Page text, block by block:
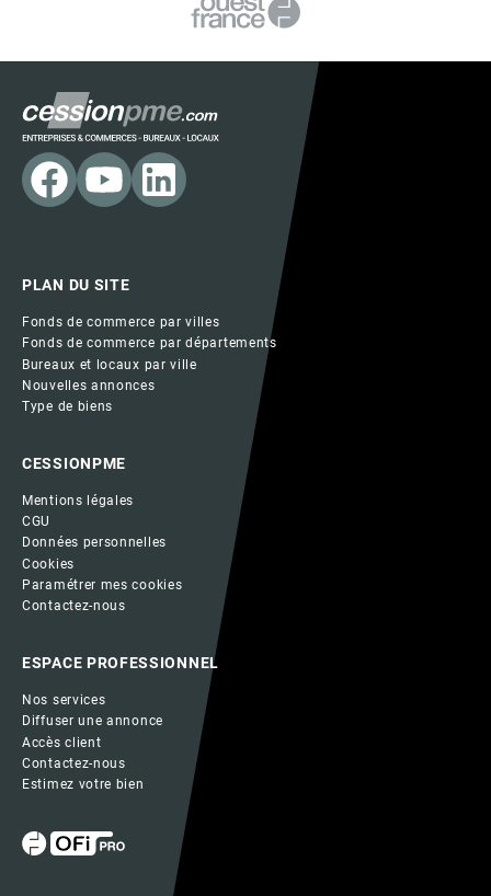
PLAN DU SITE
Fonds de commerce par villes
Fonds de commerce par départements
Bureaux et locaux par ville
Nouvelles annonces
Type de biens
CESSIONPME
Mentions légales
CGU
Données personnelles
Cookies
Paramétrer mes cookies
Contactez-nous
ESPACE PROFESSIONNEL
Nos services
Diffuser une annonce
Accès client
Contactez-nous
Estimez votre bien